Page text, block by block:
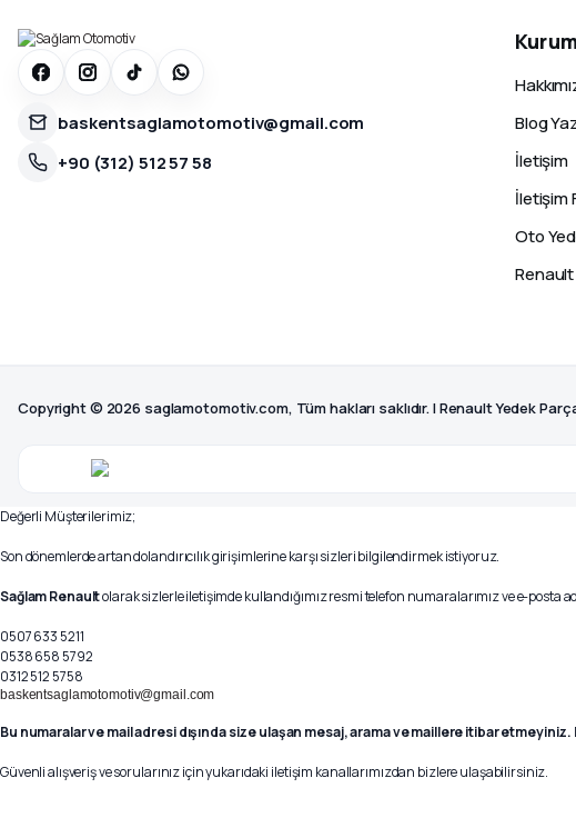
baskentsaglamotomotiv@gmail.com
+90 (312) 512 57 58
Blog
İletişim
İletişim
Oto
Copyright © 2026 saglamotomotiv.com, Tüm hakları saklıdır. | Renault Yedek
Değerli Müşterilerimiz;
Son dönemlerde artan dolandırıcılık girişimlerine karşı sizleri bilgilendirmek istiyoruz.
Sağlam Renaultolarak sizlerle iletişimde kullandığımız resmi telefon numaralarımız ve e-posta
0507 633 5211
0538 658 5792
0312 512 5758
baskentsaglamotomotiv@gmail.com
Bu numaralar ve mail adresi dışında size ulaşan mesaj, arama ve maillere itibar etmeyiniz.
Güvenli alışveriş ve sorularınız için yukarıdaki iletişim kanallarımızdan bizlere ulaşabilirsiniz.